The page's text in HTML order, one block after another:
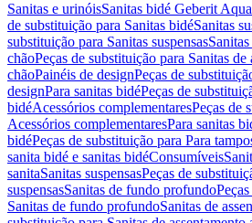
Sanitas e urinóisSanitas bidé Geberit
de substituição para Sanitas bidéSanitas
substituição para Sanitas suspensas
chãoPeças de substituição para Sanitas de
chãoPainéis de designPeças de
designPara sanitas bidéPeças de
bidéAcessórios complementaresPeças de
Acessórios complementaresPara sanitas
bidéPeças de substituição para Para
sanita bidé e sanitas bidéConsumíveis
sanitaSanitas suspensasPeças de
suspensasSanitas de fundo profundo
Sanitas de fundo profundoSanitas de